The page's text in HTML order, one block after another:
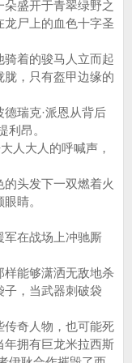
盛开于青翠绿野之
龙尸上的血色十字圣
着的骏马人立而起
，只有盔甲边缘的
瑞克·派恩从背后
利昂。
大人的呼喊声，
头发下一双燃着火
睛。
在战场上冲驰厮
能够潇洒无敌地杀
，当武器刺破袋
奇人物，也可能死
年拥有巨龙米拉西斯